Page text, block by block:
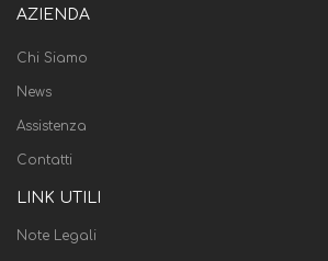
AZIENDA
Chi Siamo
News
Assistenza
Contatti
LINK UTILI
Note Legali